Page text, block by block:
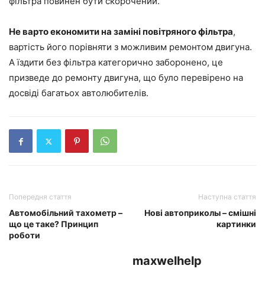
Не варто економити на заміні повітряного фільтра,
вартість його порівняти з можливим ремонтом двигуна.
А їздити без фільтра категорично заборонено, це
призведе до ремонту двигуна, що було перевірено на
досвіді багатьох автолюбителів.
Попередня стаття
Автомобільний тахометр –
що це таке? Принцип
роботи
Наступна стаття
Нові автоприколы – смішні
картинки
maxwelhelp